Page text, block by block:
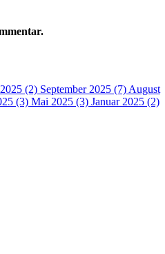
(2) September 2025 (7)August
(3) Mai 2025 (3) Januar 2025 (2)